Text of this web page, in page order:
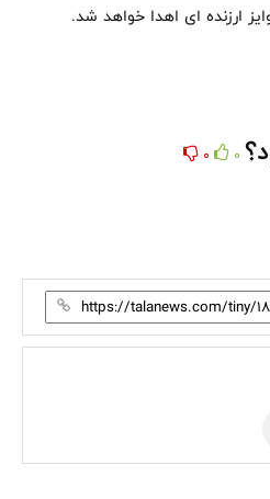
ارزنده ای اهدا خواهد شد.
0
0